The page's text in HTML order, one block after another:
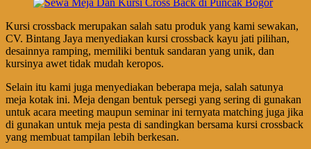
Kursi crossback merupakan salah satu produk yang kami sewakan,
CV. Bintang Jaya menyediakan kursi crossback kayu jati pilihan,
desainnya ramping, memiliki bentuk sandaran yang unik, dan
kursinya awet tidak mudah keropos.
Selain itu kami juga menyediakan beberapa meja, salah satunya
meja kotak ini. Meja dengan bentuk persegi yang sering di gunakan
untuk acara meeting maupun seminar ini ternyata matching juga jika
di gunakan untuk meja pesta di sandingkan bersama kursi crossback
yang membuat tampilan lebih berkesan.